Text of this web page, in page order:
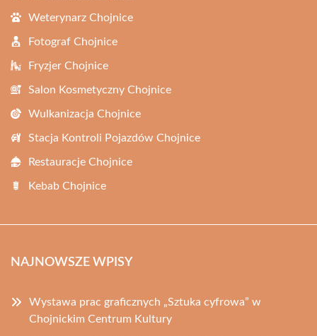
Weterynarz Chojnice
Fotograf Chojnice
Fryzjer Chojnice
Salon Kosmetyczny Chojnice
Wulkanizacja Chojnice
Stacja Kontroli Pojazdów Chojnice
Restauracje Chojnice
Kebab Chojnice
NAJNOWSZE WPISY
Wystawa prac graficznych „Sztuka cyfrowa” w
Chojnickim Centrum Kultury